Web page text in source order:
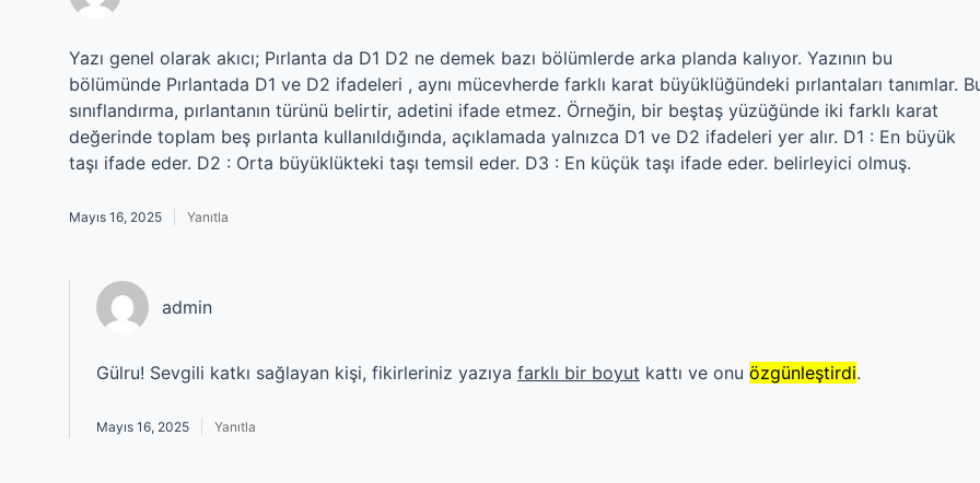
Yazı genel olarak akıcı; Pırlanta da D1 D2 ne demek bazı bölümlerde arka planda kalıyor. Yazının bu
bölümünde Pırlantada D1 ve D2 ifadeleri , aynı mücevherde farklı karat büyüklüğündeki pırlantaları tanımlar.
sınıflandırma, pırlantanın türünü belirtir, adetini ifade etmez. Örneğin, bir beştaş yüzüğünde iki farklı karat
değerinde toplam beş pırlanta kullanıldığında, açıklamada yalnızca D1 ve D2 ifadeleri yer alır. D1 : En büyük
taşı ifade eder. D2 : Orta büyüklükteki taşı temsil eder. D3 : En küçük taşı ifade eder. belirleyici olmuş.
Mayıs 16, 2025 Yanıtla
admin
Gülru! Sevgili katkı sağlayan kişi, fikirleriniz yazıya farklı bir boyut kattı ve onu özgünleştirdi.
Mayıs 16, 2025 Yanıtla